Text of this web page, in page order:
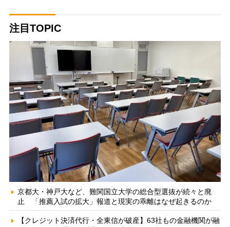
注目TOPIC
京都大・神戸大など、難関国立大学の総合型選抜が続々と廃
止 「推薦入試の拡大」報道と現実の乖離はなぜ起きるのか
【クレジット決済代行・全東信が破産】63社もの金融機関が融